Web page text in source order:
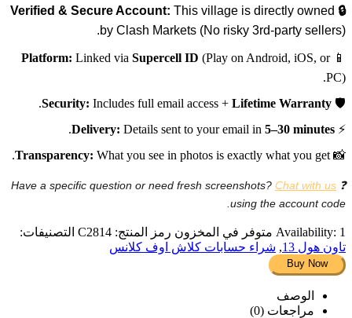
🔒 Verified & Secure Account:
This village is directly owned
by Clash Markets (No risky 3rd-party sellers).
📱
Platform: Linked via Supercell ID (Play on Android, iOS, or
PC).
🛡️
Security: Includes full email access + Lifetime Warranty
.
⚡
Delivery: Details sent to your email in 5–30 minutes
.
📸
Transparency: What you see in photos is exactly what you get.
❓ Have a specific question or need fresh screenshots?
Chat with us
using the account code.
Availability: 1 متوفر في المخزون رمز المنتج: C2814 التصنيفات:
تاون هول 13
, شراء حسابات كلاش اوف كلانس
Buy Now
الوصف
مراجعات (0)